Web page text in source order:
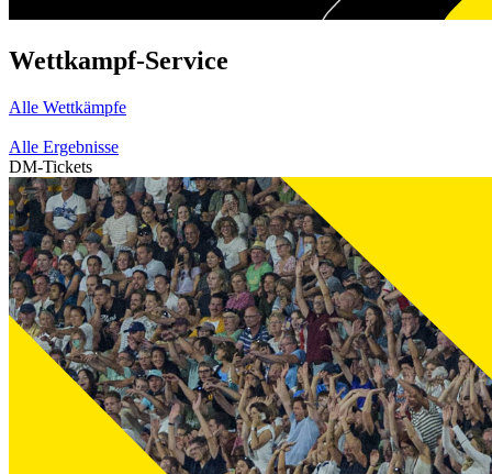
Wettkampf-Service
Alle Wettkämpfe
Alle Ergebnisse
DM-Tickets